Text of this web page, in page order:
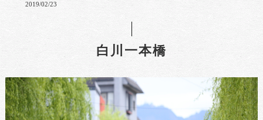
2019/02/23
白川一本橋